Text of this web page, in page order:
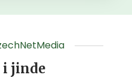
i jinde